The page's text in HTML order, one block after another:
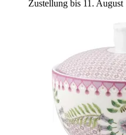
Zustellung bis 11. August